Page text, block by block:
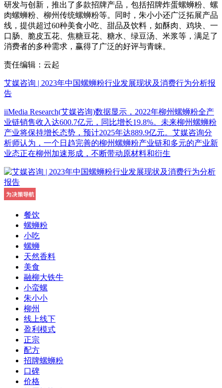
研发与创新，推出了多款招牌产品，包括招牌炸蛋螺蛳粉、螺
肉螺蛳粉、柳州传统螺蛳粉等。同时，朱小小还广泛拓展产品
线，提供超过60种美食小吃、甜品及饮料，如酥肉、鸡块、一
口肠、脆皮五花、焦糖豆花、糖水、绿豆汤、米浆等，满足了
消费者的多种需求，赢得了广泛的好评与青睐。
责任编辑：云起
艾媒咨询 | 2023年中国螺蛳粉行业发展现状及消费行为分析报
告
iiMedia Research(艾媒咨询)数据显示，2022年柳州螺蛳粉全产
业链销售收入达600.7亿元，同比增长19.8%。未来柳州螺蛳粉
产业将保持增长态势，预计2025年达889.9亿元。艾媒咨询分
析师认为，一个日趋完善的柳州螺蛳粉产业链和多元的产业新
业态正在柳州加速形成，不断带动原材料和衍生
餐饮
螺蛳粉
小吃
螺蛳
天然香料
美食
融柳大铁牛
小蛮螺
朱小小
柳州
线上线下
盈利模式
正宗
配方
招牌螺蛳粉
口碑
价格